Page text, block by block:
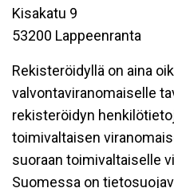
Kisakatu 9
53200 Lappeenranta
Rekisteröidyllä on aina
valvontaviranomaiselle
rekisteröidyn
toimivaltaisen
suoraan toimivaltaiselle
Suomessa on